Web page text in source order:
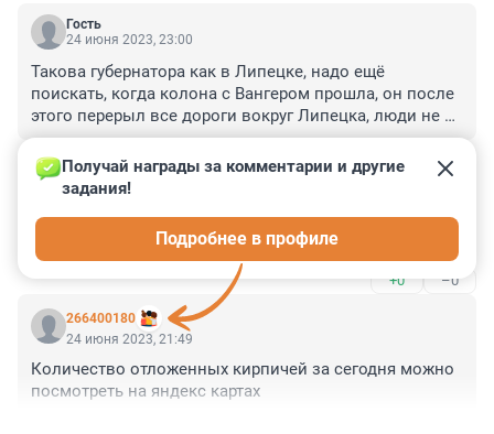
Гость
24 июня 2023, 23:00
Такова губернатора как в Липецке, надо ещё
поискать, когда колона с Вангером прошла, он после
этого перерыл все дороги вокруг Липецка, люди не
могли попасть домой и обратно, даже с детьми и
несделал не каких пунктов ожидания.
–1
Гость
Спасались как могли.
+0 –0
266400180
Получай награды за комментарии и другие
задания!
Подробнее в профиле
24 июня 2023, 21:49
Количество отложенных кирпичей за сегодня можно
посмотреть на яндекс картах